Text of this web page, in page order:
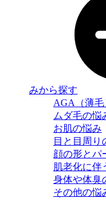
みから探す
AGA（薄毛
ムダ毛の悩
お肌の悩み
目と目周り
顔の形とパ
肌老化に伴
身体や体臭
その他の悩